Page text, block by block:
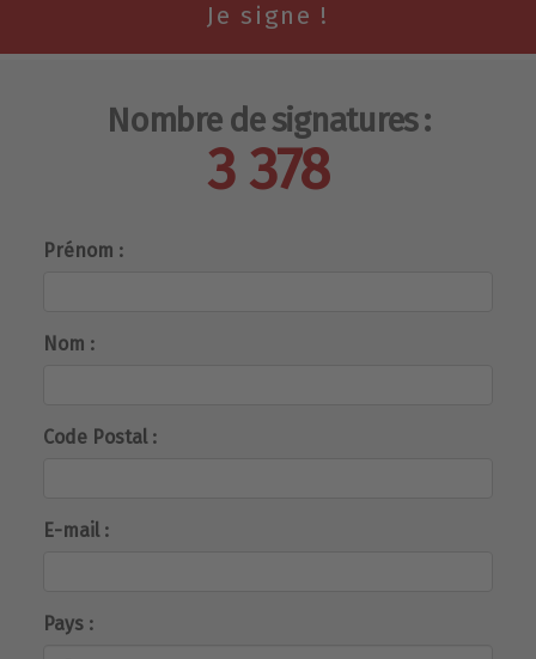
Nombre de signatures :
3 378
Prénom :
Nom :
Code Postal :
E-mail :
Pays :